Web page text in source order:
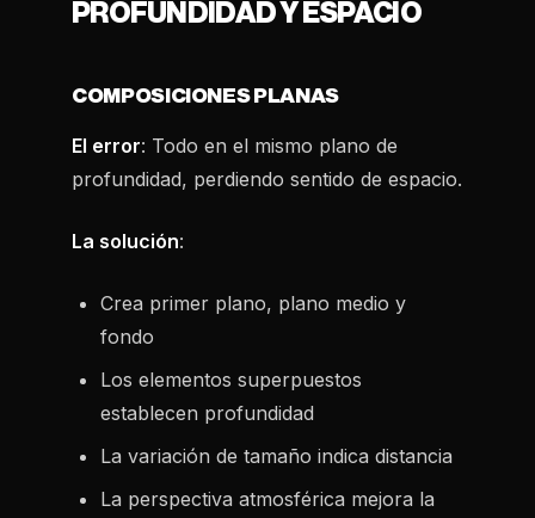
PROFUNDIDAD Y ESPACIO
COMPOSICIONES PLANAS
El error: Todo en el mismo plano de
profundidad, perdiendo sentido de espacio.
La solución:
Crea primer plano, plano medio y
fondo
Los elementos superpuestos
establecen profundidad
La variación de tamaño indica distancia
La perspectiva atmosférica mejora la